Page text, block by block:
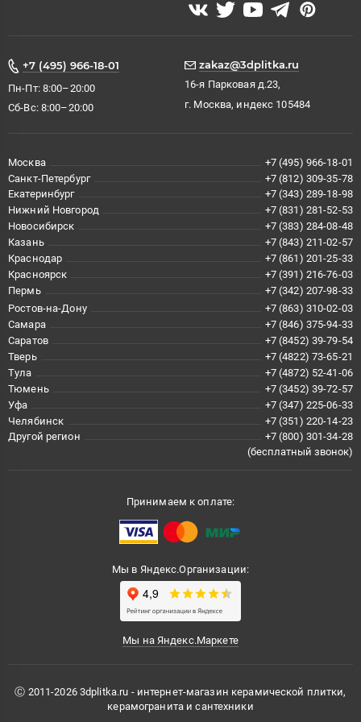
С0005522 вы можете не откладывая. Сделайте заказ, и мы
вас вопросы.
+7 (495) 966-18-01
Пн-Пт: 8:00–20:00
Сб-Вс: 8:00–20:00
zakaz@3dplitka.ru
16-я Парковая д.23,
г. Москва, индекс 105484
Москва
+7 (495) 966-18-01
Санкт-Петербург
+7 (812) 309-35-78
Екатеринбург
+7 (343) 289-18-98
Нижний Новгород
+7 (831) 281-52-53
Новосибирск
+7 (383) 284-08-48
Казань
+7 (843) 211-02-57
Краснодар
+7 (861) 201-25-33
Красноярск
+7 (391) 216-76-03
Пермь
+7 (342) 207-98-33
Ростов-на-Дону
+7 (863) 310-02-03
Самара
+7 (846) 375-94-33
Саратов
+7 (8452) 39-79-54
Тверь
+7 (4822) 73-65-21
Тула
+7 (4872) 52-41-06
Тюмень
+7 (3452) 39-72-57
Уфа
+7 (347) 225-06-33
Челябинск
+7 (351) 220-14-23
Другой регион
+7 (800) 301-34-28
(бесплатный звонок)
Принимаем к оплате:
Мы в Яндекс.Организации:
Мы на Яндекс.Маркете
Ⓒ 2011-2026 3dplitka.ru - интернет-магазин керамической плитки,
керамогранита и сантехники